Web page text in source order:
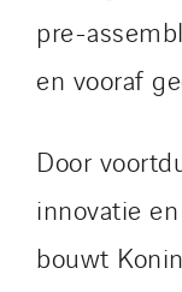
pre-
en vooraf
Door
innovatie
bouwt
SITES PAYS
Austria
Brasil
Czech
Danemark
Germany